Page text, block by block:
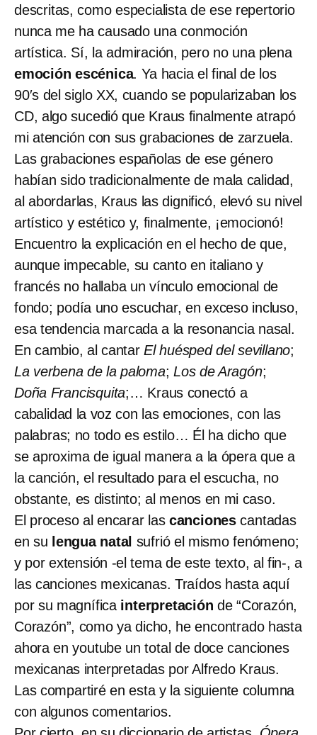
descritas, como especialista de ese repertorio
nunca me ha causado una conmoción
artística. Sí, la admiración, pero no una plena
emoción escénica. Ya hacia el final de los
90′s del siglo XX, cuando se popularizaban los
CD, algo sucedió que Kraus finalmente atrapó
mi atención con sus grabaciones de zarzuela.
Las grabaciones españolas de ese género
habían sido tradicionalmente de mala calidad,
al abordarlas, Kraus las dignificó, elevó su nivel
artístico y estético y, finalmente, ¡emocionó!
Encuentro la explicación en el hecho de que,
aunque impecable, su canto en italiano y
francés no hallaba un vínculo emocional de
fondo; podía uno escuchar, en exceso incluso,
esa tendencia marcada a la resonancia nasal.
En cambio, al cantarEl huésped del sevillano;
La verbena de la paloma;Los de Aragón;
Doña Francisquita;… Kraus conectó a
cabalidad la voz con las emociones, con las
palabras; no todo es estilo… Él ha dicho que
se aproxima de igual manera a la ópera que a
la canción, el resultado para el escucha, no
obstante, es distinto; al menos en mi caso.
El proceso al encarar las canciones cantadas
en su lengua natal sufrió el mismo fenómeno;
y por extensión -el tema de este texto, al fin-, a
las canciones mexicanas. Traídos hasta aquí
por su magnífica interpretación de “Corazón,
Corazón”, como ya dicho, he encontrado hasta
ahora en youtube un total de doce canciones
mexicanas interpretadas por Alfredo Kraus.
Las compartiré en esta y la siguiente columna
con algunos comentarios.